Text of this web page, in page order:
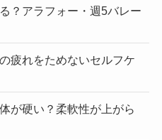
？アラフォー・週5バレー
疲れをためないセルフケ
が硬い？柔軟性が上がら